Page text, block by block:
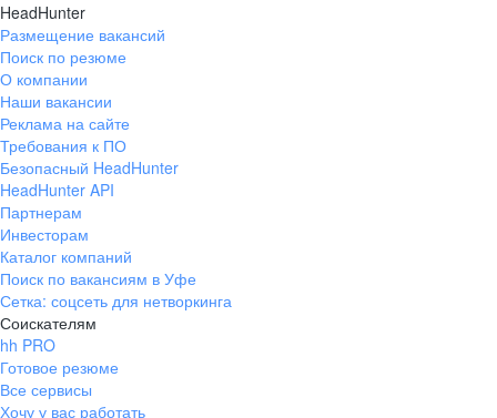
HeadHunter
Размещение вакансий
Поиск по резюме
О компании
Наши вакансии
Реклама на сайте
Требования к ПО
Безопасный HeadHunter
HeadHunter API
Партнерам
Инвесторам
Каталог компаний
Поиск по вакансиям в Уфе
Сетка: соцсеть для нетворкинга
Соискателям
hh PRO
Готовое резюме
Все сервисы
Хочу у вас работать